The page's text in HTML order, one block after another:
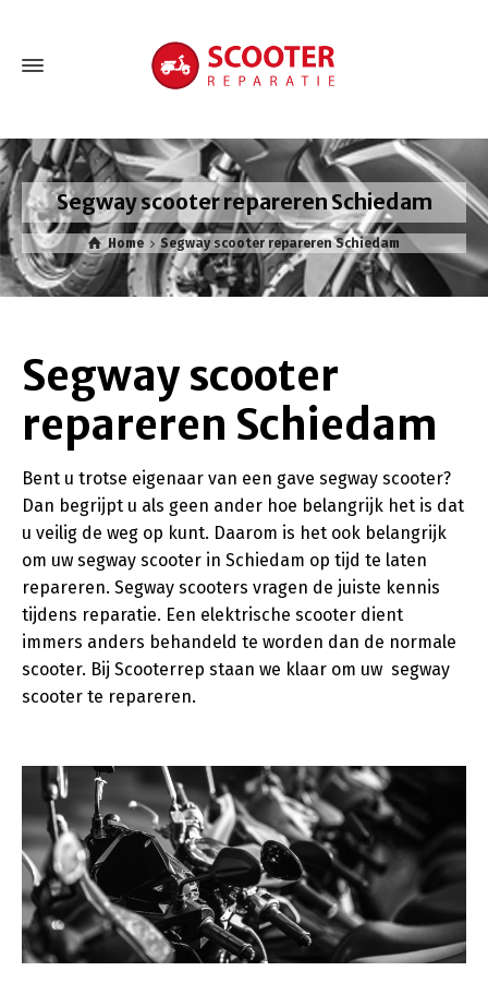
Segway scooter repareren Schiedam
Home Segway scooter repareren Schiedam
Segway scooter
repareren Schiedam
Bent u trotse eigenaar van een gave segway scooter?
Dan begrijpt u als geen ander hoe belangrijk het is dat
u veilig de weg op kunt. Daarom is het ook belangrijk
om uw segway scooter in Schiedam op tijd te laten
repareren. Segway scooters vragen de juiste kennis
tijdens reparatie. Een elektrische scooter dient
immers anders behandeld te worden dan de normale
scooter. Bij Scooterrep staan we klaar om uw segway
scooter te repareren.